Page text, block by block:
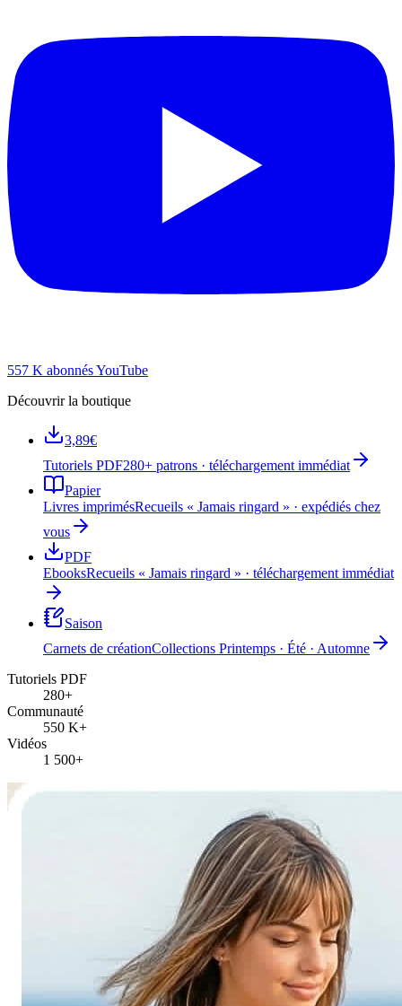
557 K abonnés YouTube
Découvrir la boutique
3,89€
Tutoriels PDF280+ patrons · téléchargement immédiat
Papier
Livres imprimésRecueils « Jamais ringard » · expédiés chez
vous
PDF
EbooksRecueils « Jamais ringard » · téléchargement immédiat
Saison
Carnets de créationCollections Printemps · Été · Automne
Tutoriels PDF
280+
Communauté
550 K+
Vidéos
1 500+